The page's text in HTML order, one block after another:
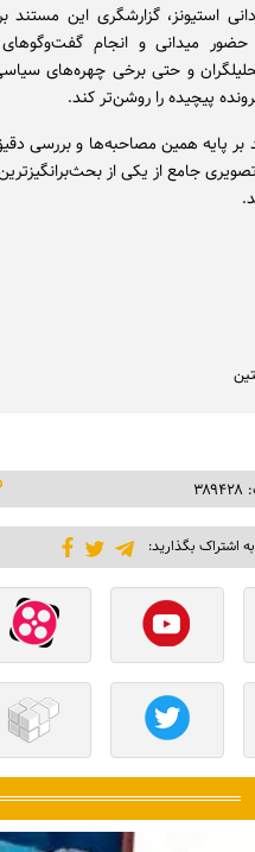
استیونز، گزارشگری این
میدانی و انجام گفت‌وگوهای
و حتی برخی چهره‌های
پیچیده را روشن‌تر کند.
بر پایه همین مصاحبه‌ها و بررسی
جامع از یکی از
اشتراک بگذارید: